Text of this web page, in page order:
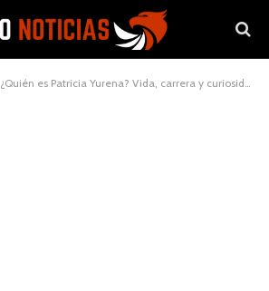
¿Quién es Patricia Yurena? Vida, carrera y curiosidades